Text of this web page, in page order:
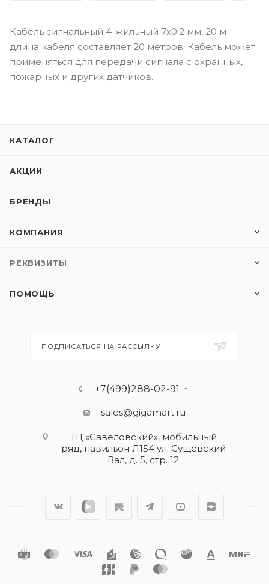
Кабель сигнальный 4-жильный 7x0.2 мм, 20 м -
длина кабеля составляет 20 метров. Кабель может
применяться для передачи сигнала с охранных,
пожарных и других датчиков.
КАТАЛОГ
АКЦИИ
БРЕНДЫ
КОМПАНИЯ
РЕКВИЗИТЫ
ПОМОЩЬ
ПОДПИСАТЬСЯ НА РАССЫЛКУ
+7(499)288-02-91
sales@gigamart.ru
ТЦ «Савеловский», мобильный
ряд, павильон Л154 ул. Сущевский
Вал, д. 5, стр. 12